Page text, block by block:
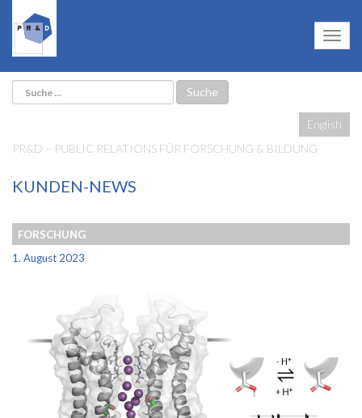
English
PR&D – PUBLIC RELATIONS FÜR FORSCHUNG & BILDUNG
KUNDEN-NEWS
FORSCHUNG
1. August 2023